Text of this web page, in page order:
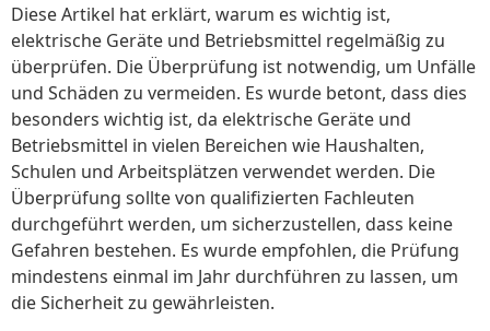
Diese Artikel hat erklärt, warum es wichtig ist,
elektrische Geräte und Betriebsmittel regelmäßig zu
überprüfen. Die Überprüfung ist notwendig, um Unfälle
und Schäden zu vermeiden. Es wurde betont, dass dies
besonders wichtig ist, da elektrische Geräte und
Betriebsmittel in vielen Bereichen wie Haushalten,
Schulen und Arbeitsplätzen verwendet werden. Die
Überprüfung sollte von qualifizierten Fachleuten
durchgeführt werden, um sicherzustellen, dass keine
Gefahren bestehen. Es wurde empfohlen, die Prüfung
mindestens einmal im Jahr durchführen zu lassen, um
die Sicherheit zu gewährleisten.